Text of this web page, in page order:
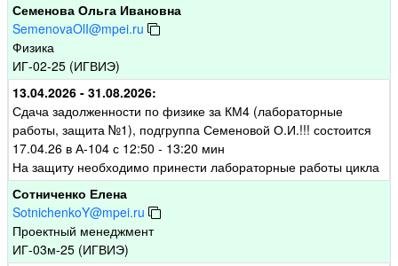
Семенова Ольга Ивановна
SemenovaOlI@mpei.ru
Физика
ИГ-02-25 (ИГВИЭ)
13.04.2026 - 31.08.2026:
Сдача задолженности по физике за КМ4 (лабораторные
работы, защита №1), подгруппа Семеновой О.И.!!! состоится
17.04.26 в А-104 с 12:50 - 13:20 мин
На защиту необходимо принести лабораторные работы цикла
Сотниченко Елена
SotnichenkoY@mpei.ru
Проектный менеджмент
ИГ-03м-25 (ИГВИЭ)